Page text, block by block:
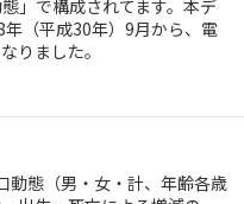
」で構成されてます。本デ
（平成30年）9月から、電
りました。
動態（男・女・計、年齢各歳